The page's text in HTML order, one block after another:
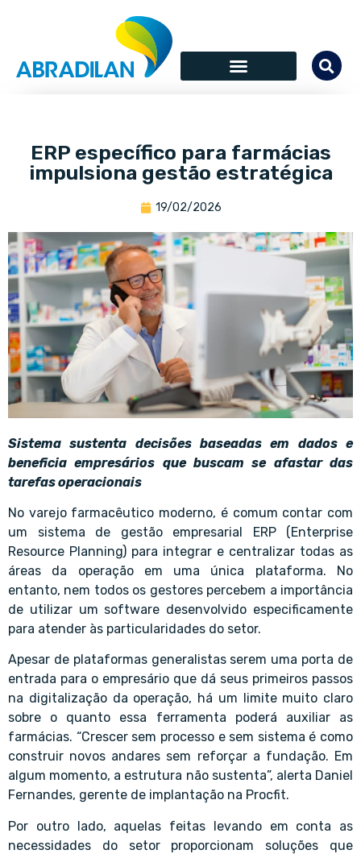
ERP específico para farmácias
impulsiona gestão estratégica
19/02/2026
Sistema sustenta decisões baseadas em dados e
beneficia empresários que buscam se afastar das
tarefas operacionais
No varejo farmacêutico moderno, é comum contar com
um sistema de gestão empresarial ERP (Enterprise
Resource Planning) para integrar e centralizar todas as
áreas da operação em uma única plataforma. No
entanto, nem todos os gestores percebem a importância
de utilizar um software desenvolvido especificamente
para atender às particularidades do setor.
Apesar de plataformas generalistas serem uma porta de
entrada para o empresário que dá seus primeiros passos
na digitalização da operação, há um limite muito claro
sobre o quanto essa ferramenta poderá auxiliar as
farmácias. “Crescer sem processo e sem sistema é como
construir novos andares sem reforçar a fundação. Em
algum momento, a estrutura não sustenta”, alerta Daniel
Fernandes, gerente de implantação na Procfit.
Por outro lado, aquelas feitas levando em conta as
necessidades do setor proporcionam soluções que